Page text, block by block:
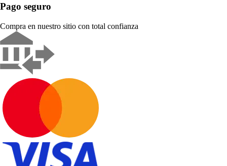
Pago seguro
Compra en nuestro sitio con total confianza